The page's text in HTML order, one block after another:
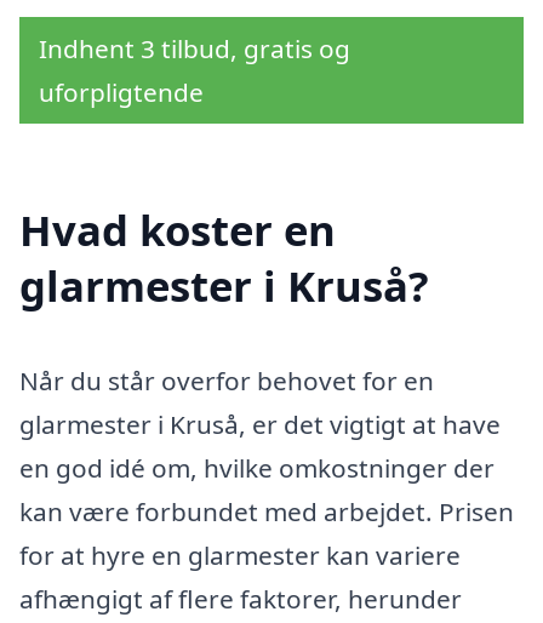
Indhent 3 tilbud, gratis og
uforpligtende
Hvad koster en
glarmester i Kruså?
Når du står overfor behovet for en
glarmester i Kruså, er det vigtigt at have
en god idé om, hvilke omkostninger der
kan være forbundet med arbejdet. Prisen
for at hyre en glarmester kan variere
afhængigt af flere faktorer, herunder